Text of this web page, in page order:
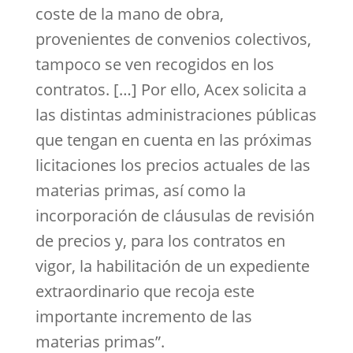
coste de la mano de obra,
provenientes de convenios colectivos,
tampoco se ven recogidos en los
contratos. […] Por ello, Acex solicita a
las distintas administraciones públicas
que tengan en cuenta en las próximas
licitaciones los precios actuales de las
materias primas, así como la
incorporación de cláusulas de revisión
de precios y, para los contratos en
vigor, la habilitación de un expediente
extraordinario que recoja este
importante incremento de las
materias primas”.